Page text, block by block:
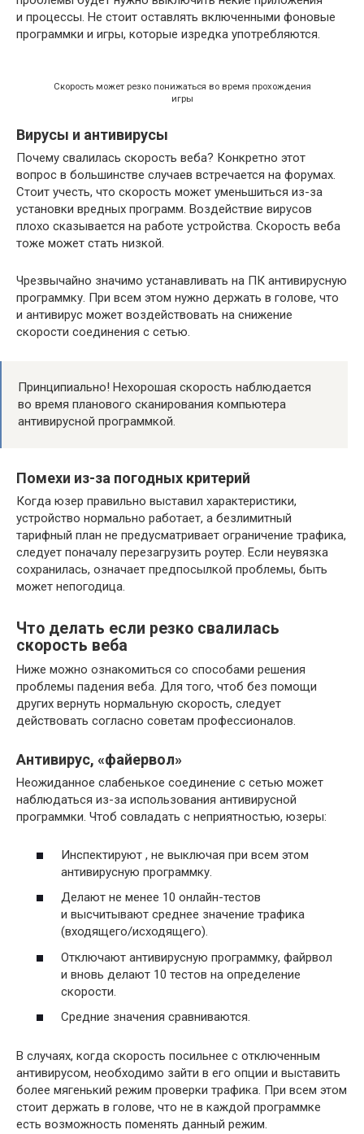
и процессы. Не стоит оставлять включенными фоновые
программки и игры, которые изредка употребляются.
Скорость может резко понижаться во время прохождения
игры
Вирусы и антивирусы
Почему свалилась скорость веба? Конкретно этот
вопрос в большинстве случаев встречается на форумах.
Стоит учесть, что скорость может уменьшиться из-за
установки вредных программ. Воздействие вирусов
плохо сказывается на работе устройства. Скорость веба
тоже может стать низкой.
Чрезвычайно значимо устанавливать на ПК антивирусную
программку. При всем этом нужно держать в голове, что
и антивирус может воздействовать на снижение
скорости соединения с сетью.
Принципиально! Нехорошая скорость наблюдается
во время планового сканирования компьютера
антивирусной программкой.
Помехи из-за погодных критерий
Когда юзер правильно выставил характеристики,
устройство нормально работает, а безлимитный
тарифный план не предусматривает ограничение трафика,
следует поначалу перезагрузить роутер. Если неувязка
сохранилась, означает предпосылкой проблемы, быть
может непогодица.
Что делать если резко свалилась
скорость веба
Ниже можно ознакомиться со способами решения
проблемы падения веба. Для того, чтоб без помощи
других вернуть нормальную скорость, следует
действовать согласно советам профессионалов.
Антивирус, «файервол»
Неожиданное слабенькое соединение с сетью может
наблюдаться из-за использования антивирусной
программки. Чтоб совладать с неприятностью, юзеры:
Инспектируют , не выключая при всем этом
антивирусную программку.
Делают не менее 10 онлайн-тестов
и высчитывают среднее значение трафика
(входящего/исходящего).
Отключают антивирусную программку, файрвол
и вновь делают 10 тестов на определение
скорости.
Средние значения сравниваются.
В случаях, когда скорость посильнее с отключенным
антивирусом, необходимо зайти в его опции и выставить
более мягенький режим проверки трафика. При всем этом
стоит держать в голове, что не в каждой программке
есть возможность поменять данный режим.